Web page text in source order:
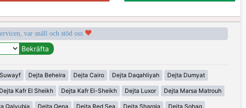
var snäll och stöd oss
Dejta Beheira Dejta Cairo Dejta Daqahliyah Dejta Dumyat
Dejta Kafr El Sheikh Dejta Kafr El-Sheikh Dejta Luxor Dejta Marsa Matrouh
Qalyubia Dejta Qena Dejta Red Sea Dejta Sharqia Dejta Sohag